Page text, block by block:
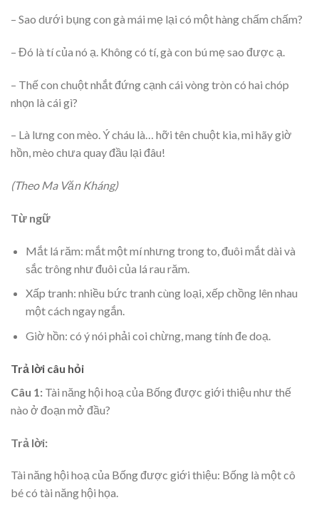
– Sao dưới bụng con gà mái mẹ lại có một hàng chấm chấm?
– Đó là tí của nó ạ. Không có tí, gà con bú mẹ sao được ạ.
– Thế con chuột nhắt đứng cạnh cái vòng tròn có hai chóp
nhọn là cái gì?
– Là lưng con mèo. Ý cháu là… hỡi tên chuột kia, mi hãy giờ
hồn, mèo chưa quay đầu lại đâu!
(Theo Ma Văn Kháng)
Từ ngữ
Mắt lá răm: mắt một mí nhưng trong to, đuôi mắt dài và
sắc trông như đuôi của lá rau răm.
Xấp tranh: nhiều bức tranh cùng loại, xếp chồng lên nhau
một cách ngay ngắn.
Giờ hồn: có ý nói phải coi chừng, mang tính đe doạ.
Trả lời câu hỏi
Câu 1: Tài năng hội hoạ của Bống được giới thiệu như thế
nào ở đoạn mở đầu?
Trả lời:
Tài năng hội hoạ của Bống được giới thiệu: Bống là một cô
bé có tài năng hội họa.